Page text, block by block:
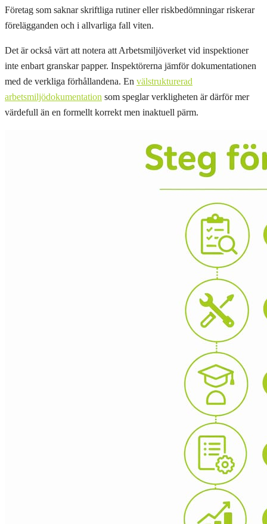
Företag som saknar skriftliga rutiner eller riskbedömningar riskerar
förelägganden och i allvarliga fall viten.
Det är också värt att notera att Arbetsmiljöverket vid inspektioner
inte enbart granskar papper. Inspektörerna jämför dokumentationen
med de verkliga förhållandena. En välstrukturerad
arbetsmiljödokumentation som speglar verkligheten är därför mer
värdefull än en formellt korrekt men inaktuell pärm.